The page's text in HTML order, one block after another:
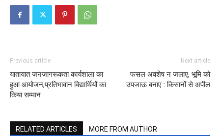
Previous article
यातायात जनजागरूकता कार्यशाला का
हुआ आयोजन,प्रतिभावान विद्यार्थियों का
किया सम्मान
Next article
फसल अवशेष न जलाए, भूमि को
उपजाऊ बनाए : किसानों से अपील
RELATED ARTICLES MORE FROM AUTHOR